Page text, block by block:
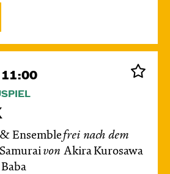
& Ensemblefrei nach dem
von Akira Kurosawa